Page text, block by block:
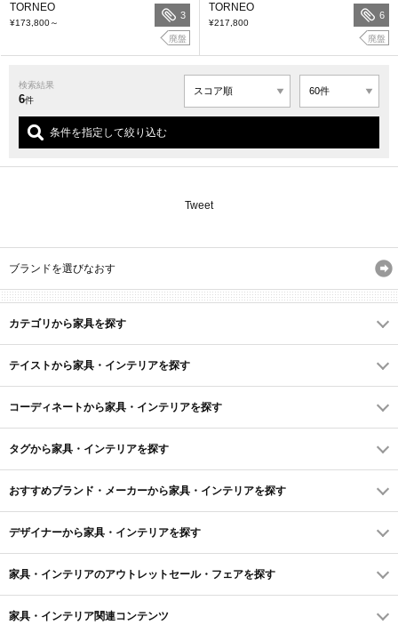
TORNEO
¥173,800～
3
廃盤
TORNEO
¥217,800
6
廃盤
検索結果
6件
条件を指定して絞り込む
Tweet
ブランドを選びなおす
カテゴリから家具を探す
テイストから家具・インテリアを探す
コーディネートから家具・インテリアを探す
タグから家具・インテリアを探す
おすすめブランド・メーカーから家具・インテリアを探す
デザイナーから家具・インテリアを探す
家具・インテリアのアウトレットセール・フェアを探す
家具・インテリア関連コンテンツ